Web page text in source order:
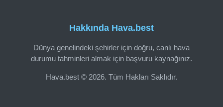
Hakkında Hava.best
Dünya genelindeki şehirler için doğru, canlı hava
durumu tahminleri almak için başvuru kaynağınız.
Hava.best © 2026. Tüm Hakları Saklıdır.